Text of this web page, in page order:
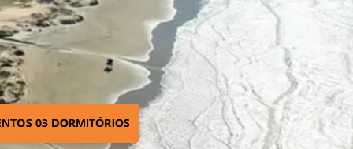
03 DORMITÓRIOS